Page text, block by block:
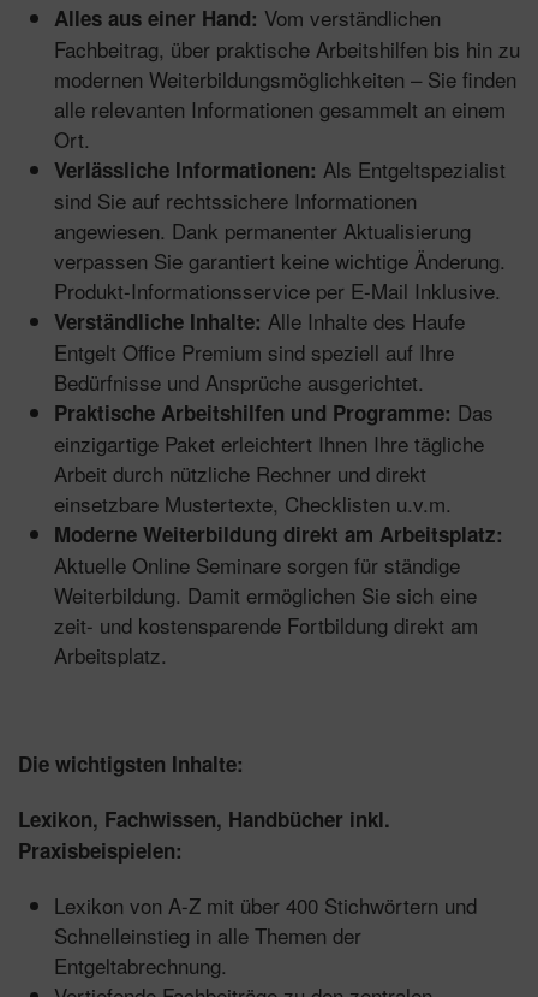
Alles aus einer Hand: Vom verständlichen
Fachbeitrag, über praktische Arbeitshilfen bis hin zu
modernen Weiterbildungsmöglichkeiten – Sie finden
alle relevanten Informationen gesammelt an einem
Ort.
Verlässliche Informationen: Als Entgeltspezialist
sind Sie auf rechtssichere Informationen
angewiesen. Dank permanenter Aktualisierung
verpassen Sie garantiert keine wichtige Änderung.
Produkt-Informationsservice per E-Mail Inklusive.
Verständliche Inhalte: Alle Inhalte des Haufe
Entgelt Office Premium sind speziell auf Ihre
Bedürfnisse und Ansprüche ausgerichtet.
Praktische Arbeitshilfen und Programme: Das
einzigartige Paket erleichtert Ihnen Ihre tägliche
Arbeit durch nützliche Rechner und direkt
einsetzbare Mustertexte, Checklisten u.v.m.
Moderne Weiterbildung direkt am Arbeitsplatz:
Aktuelle Online Seminare sorgen für ständige
Weiterbildung. Damit ermöglichen Sie sich eine
zeit- und kostensparende Fortbildung direkt am
Arbeitsplatz.
Die wichtigsten Inhalte:
Lexikon, Fachwissen, Handbücher inkl.
Praxisbeispielen:
Lexikon von A-Z mit über 400 Stichwörtern und
Schnelleinstieg in alle Themen der
Entgeltabrechnung.